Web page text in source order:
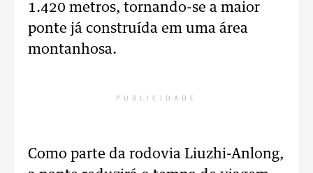
1.420 metros, tornando-se a maior
ponte já construída em uma área
montanhosa.
PUBLICIDADE
Como parte da rodovia Liuzhi-Anlong,